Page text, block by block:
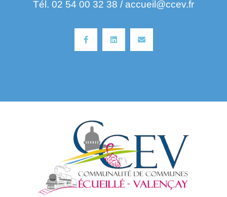
Tél. 02 54 00 32 38 / accueil@ccev.fr